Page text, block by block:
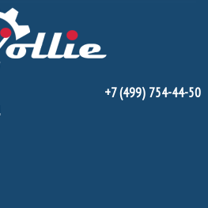
+7 (499) 754-44-50